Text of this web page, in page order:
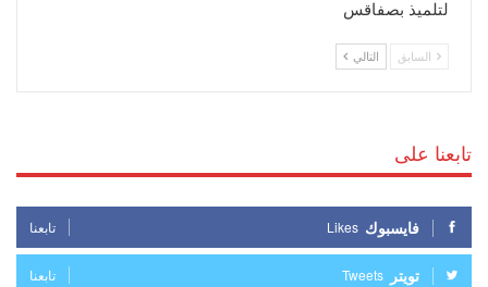
لتلميذ بصفاقس
السابق التالي
تابعنا على
فايسبوك Likes تابعنا
تويتر Tweets تابعنا